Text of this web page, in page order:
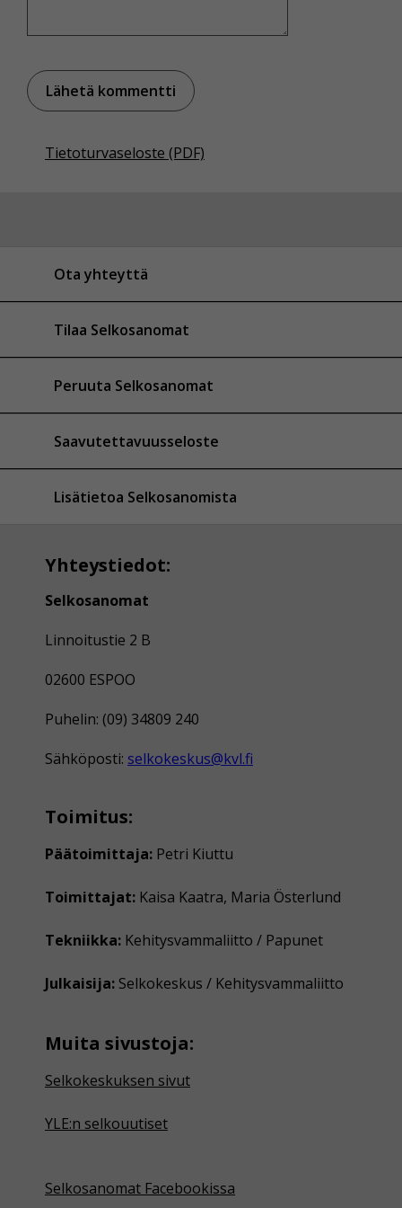
Tietoturvaseloste (PDF)
Ota yhteyttä
Tilaa Selkosanomat
Peruuta Selkosanomat
Saavutettavuusseloste
Lisätietoa Selkosanomista
Yhteystiedot:
Selkosanomat
Linnoitustie 2 B
02600 ESPOO
Puhelin: (09) 34809 240
Sähköposti: selkokeskus@kvl.fi
Toimitus:
Päätoimittaja: Petri Kiuttu
Toimittajat: Kaisa Kaatra, Maria Österlund
Tekniikka: Kehitysvammaliitto / Papunet
Julkaisija: Selkokeskus / Kehitysvammaliitto
Muita sivustoja:
Selkokeskuksen sivut
YLE:n selkouutiset
Selkosanomat Facebookissa